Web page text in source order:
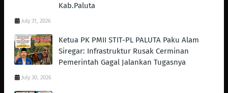
Kab.Paluta
July 31, 2026
Ketua PK PMII STIT-PL PALUTA Paku Alam
Siregar: Infrastruktur Rusak Cerminan
Pemerintah Gagal Jalankan Tugasnya
July 30, 2026